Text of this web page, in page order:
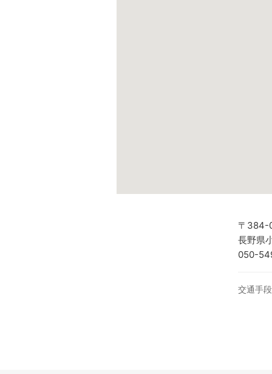
〒384-
長野県
050-
交通手段